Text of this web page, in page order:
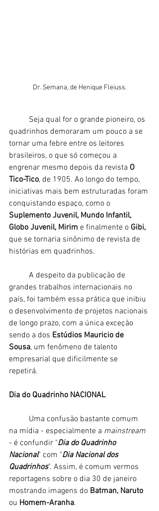
Dr. Semana, de Henique Fleiuss.
quadrinhos demoraram um pouco a se
tornar uma febre entre os leitores
brasileiros, o que só começou a
engrenar mesmo depois da revista O
Tico-Tico, de 1905. Ao longo do tempo,
iniciativas mais bem estruturadas foram
conquistando espaço, como o
Suplemento Juvenil, Mundo Infantil,
Globo Juvenil, Mirim e finalmente o Gibi,
que se tornaria sinônimo de revista de
histórias em quadrinhos.
grandes trabalhos internacionais no
país, foi também essa prática que inibiu
o desenvolvimento de projetos nacionais
de longo prazo, com a única exceção
sendo a dos Estúdios Mauricio de
Sousa, um fenômeno de talento
empresarial que dificilmente se
repetirá.
Dia do Quadrinho NACIONAL
na mídia - especialmente a mainstream
- é confundir "Dia do Quadrinho
Nacional" com "Dia Nacional dos
Quadrinhos". Assim, é comum vermos
reportagens sobre o dia 30 de janeiro
mostrando imagens do Batman, Naruto
ou Homem-Aranha.